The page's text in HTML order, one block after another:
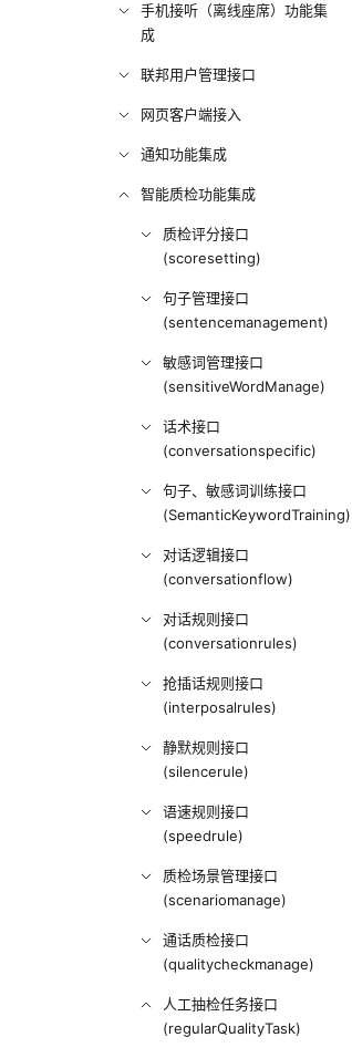
手机接听（离线座席）功能集
成
联邦用户管理接口
网页客户端接入
通知功能集成
智能质检功能集成
质检评分接口
(scoresetting)
句子管理接口
(sentencemanagement)
敏感词管理接口
(sensitiveWordManage)
话术接口
(conversationspecific)
句子、敏感词训练接口
(SemanticKeywordTraining)
对话逻辑接口
(conversationflow)
对话规则接口
(conversationrules)
抢插话规则接口
(interposalrules)
静默规则接口
(silencerule)
语速规则接口
(speedrule)
质检场景管理接口
(scenariomanage)
通话质检接口
(qualitycheckmanage)
人工抽检任务接口
(regularQualityTask)